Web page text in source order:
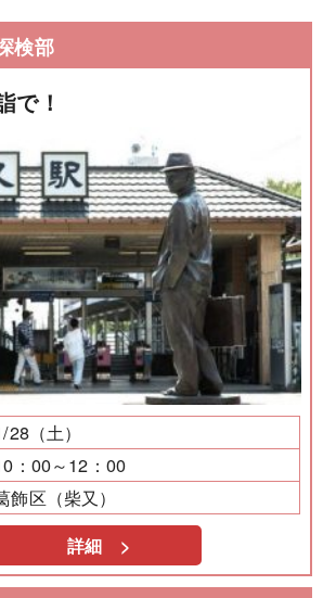
検部
で！
28（土）
：00～12：00
飾区（柴又）
詳細 >